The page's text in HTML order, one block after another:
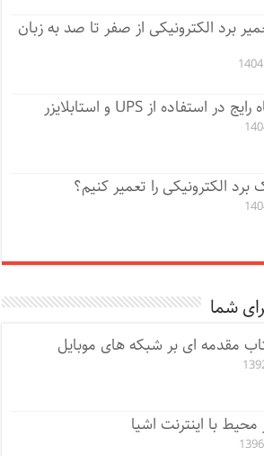
برد الکترونیکی از صفر تا صد به زبان
الکترونیکی را تعمیر کنیم؟
شما
مقدمه ای بر شبکه های موبایل
با اینترنت اشیا